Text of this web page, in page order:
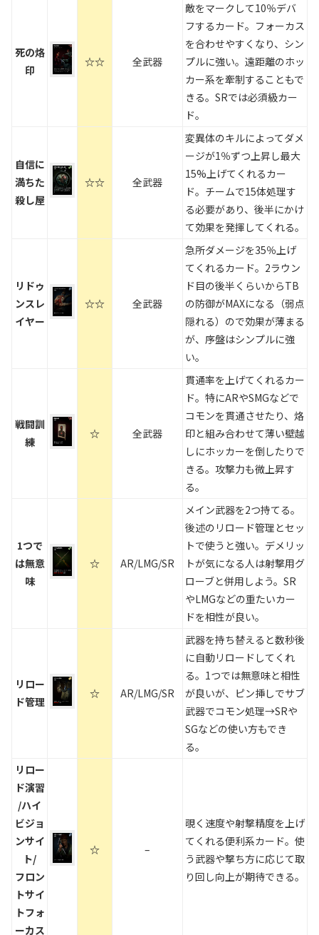
死の烙
印
☆☆ 全武器
敵をマークして10％デバ
フするカード。フォーカス
を合わせやすくなり、シン
プルに強い。遠距離のホッ
カー系を牽制することもで
きる。SRでは必須級カー
ド。
自信に
満ちた
殺し屋
☆☆ 全武器
変異体のキルによってダメ
ージが1％ずつ上昇し最大
15%上げてくれるカー
ド。チームで15体処理す
る必要があり、後半にかけ
て効果を発揮してくれる。
リドゥ
ンスレ
イヤー
☆☆ 全武器
急所ダメージを35％上げ
てくれるカード。2ラウン
ド目の後半くらいからTB
の防御がMAXになる（弱点
隠れる）ので効果が薄まる
が、序盤はシンプルに強
い。
戦闘訓
練
☆ 全武器
貫通率を上げてくれるカー
ド。特にARやSMGなどで
コモンを貫通させたり、烙
印と組み合わせて薄い壁越
しにホッカーを倒したりで
きる。攻撃力も微上昇す
る。
1つで
は無意
味
☆ AR/LMG/SR
メイン武器を2つ持てる。
後述のリロード管理とセッ
トで使うと強い。デメリッ
トが気になる人は射撃用グ
ローブと併用しよう。SR
やLMGなどの重たいカー
ドを相性が良い。
リロー
ド管理
☆ AR/LMG/SR
武器を持ち替えると数秒後
に自動リロードしてくれ
る。1つでは無意味と相性
が良いが、ピン挿しでサブ
武器でコモン処理→SRや
SGなどの使い方もでき
る。
リロー
ド演習
/ハイ
ビジョ
ンサイ
ト/
フロン
トサイ
トフォ
ーカス
☆ –
覗く速度や射撃精度を上げ
てくれる便利系カード。使
う武器や撃ち方に応じて取
り回し向上が期待できる。